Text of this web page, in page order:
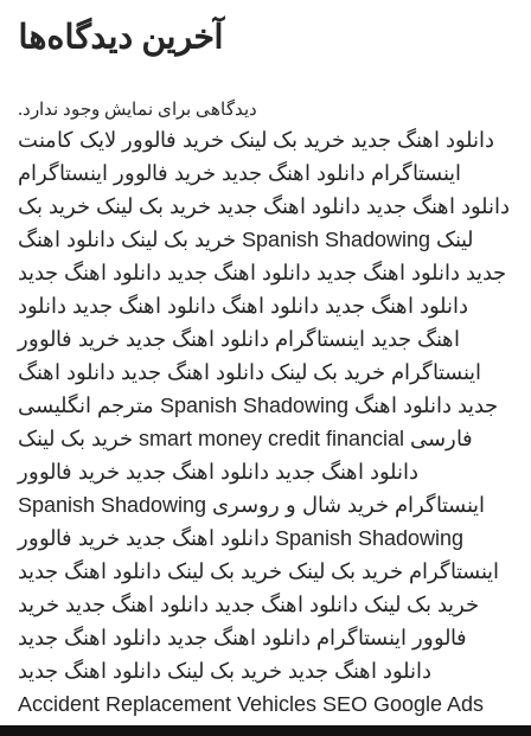
آخرین دیدگاه‌ها
دیدگاهی برای نمایش وجود ندارد.
دانلود اهنگ جدید خرید بک لینک خرید فالوور لایک کامنت
اینستاگرام دانلود اهنگ جدید خرید فالوور اینستاگرام
دانلود اهنگ جدید دانلود اهنگ جدید خرید بک لینک خرید بک
لینک Spanish Shadowing خرید بک لینک دانلود اهنگ
جدید دانلود اهنگ جدید دانلود اهنگ جدید دانلود اهنگ جدید
دانلود اهنگ جدید دانلود اهنگ دانلود اهنگ جدید دانلود
اهنگ جدید اینستاگرام دانلود اهنگ جدید خرید فالوور
اینستاگرام خرید بک لینک دانلود اهنگ جدید دانلود اهنگ
جدید دانلود اهنگ Spanish Shadowing مترجم انگلیسی
فارسی smart money credit financial خرید بک لینک
دانلود اهنگ جدید دانلود اهنگ جدید خرید فالوور
اینستاگرام خرید شال و روسری Spanish Shadowing
Spanish Shadowing دانلود اهنگ جدید خرید فالوور
اینستاگرام خرید بک لینک خرید بک لینک دانلود اهنگ جدید
خرید بک لینک دانلود اهنگ جدید دانلود اهنگ جدید خرید
فالوور اینستاگرام دانلود اهنگ جدید دانلود اهنگ جدید
دانلود اهنگ جدید خرید بک لینک دانلود اهنگ جدید
Accident Replacement Vehicles SEO Google Ads